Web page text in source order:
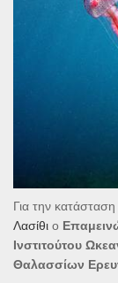
Για την
Λασίθι ο
Ινστιτούτου
Θαλασσίων